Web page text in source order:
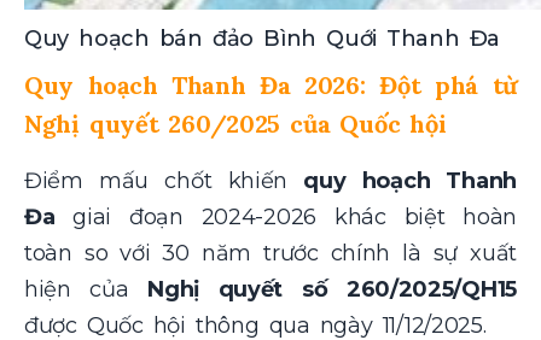
Quy hoạch bán đảo Bình Quới Thanh Đa
Quy hoạch Thanh Đa 2026: Đột phá từ
Nghị quyết 260/2025 của Quốc hội
Điểm mấu chốt khiến quy hoạch Thanh
Đa giai đoạn 2024-2026 khác biệt hoàn
toàn so với 30 năm trước chính là sự xuất
hiện của Nghị quyết số 260/2025/QH15
được Quốc hội thông qua ngày 11/12/2025.